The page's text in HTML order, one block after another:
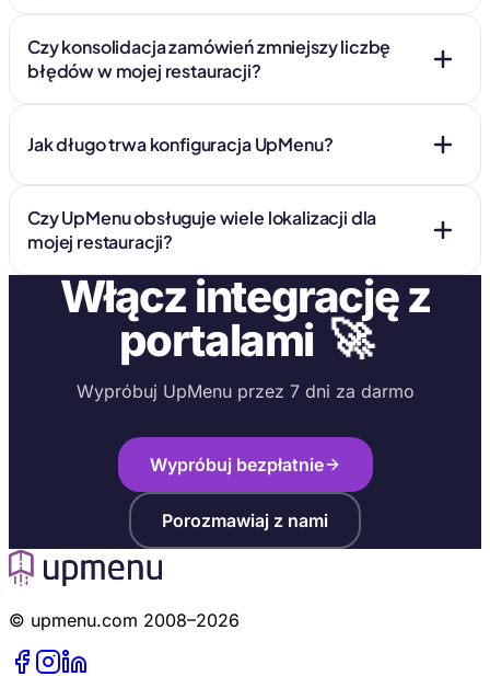
Czy konsolidacja zamówień zmniejszy liczbę
błędów w mojej restauracji?
Jak długo trwa konfiguracja UpMenu?
Czy UpMenu obsługuje wiele lokalizacji dla
mojej restauracji?
Włącz integrację z
portalami 🚀
Wypróbuj UpMenu przez 7 dni za darmo
Wypróbuj bezpłatnie
Porozmawiaj z nami
© upmenu.com 2008–2026